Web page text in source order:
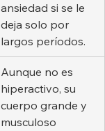
ansiedad si se le
deja solo por
largos períodos.
Aunque no es
hiperactivo, su
cuerpo grande y
musculoso